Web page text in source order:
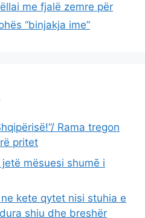
me fjalë zemre për
“binjakja ime”
Rama tregon
pritet
mësuesi shumē i
ne kete qytet nisi stuhia e
shiu dhe breshër